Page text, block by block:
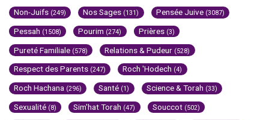
Non-Juifs (249) Nos Sages (131) Pensée Juive (3087)
Pessah (1508) Pourim (274) Prières (3)
Pureté Familiale (578) Relations & Pudeur (528)
Respect des Parents (247) Roch 'Hodech (4)
Roch Hachana (296) Santé (1) Science & Torah (33)
Sexualité (8) Sim'hat Torah (47) Souccot (502)